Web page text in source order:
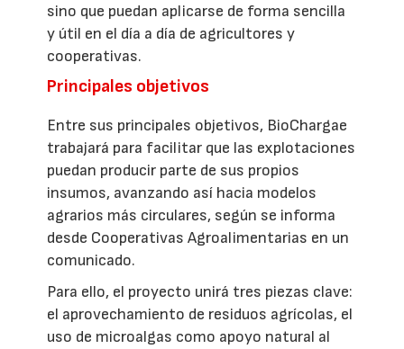
sino que puedan aplicarse de forma sencilla
y útil en el día a día de agricultores y
cooperativas.
Principales objetivos
Entre sus principales objetivos, BioChargae
trabajará para facilitar que las explotaciones
puedan producir parte de sus propios
insumos, avanzando así hacia modelos
agrarios más circulares, según se informa
desde Cooperativas Agroalimentarias en un
comunicado.
Para ello, el proyecto unirá tres piezas clave:
el aprovechamiento de residuos agrícolas, el
uso de microalgas como apoyo natural al